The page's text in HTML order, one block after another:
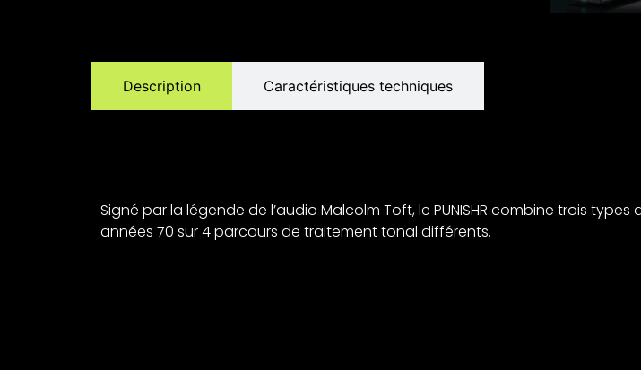
Description Caractéristiques techniques
Signé par la légende de l’audio Malcolm Toft, le PUNISHR combine trois
années 70 sur 4 parcours de traitement tonal différents.